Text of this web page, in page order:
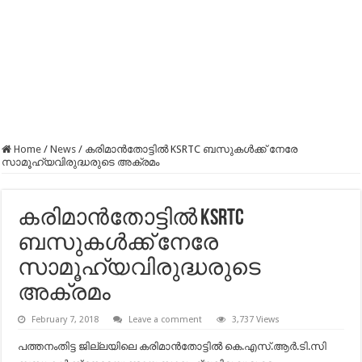
Home / News / കരിമാന്‍തോട്ടില്‍ KSRTC ബസുകള്‍ക്ക് നേരേ
സാമൂഹ്യവിരുദ്ധരുടെ അക്രമം
കരിമാന്‍തോട്ടില്‍ KSRTC
ബസുകള്‍ക്ക് നേരേ
സാമൂഹ്യവിരുദ്ധരുടെ
അക്രമം
February 7, 2018 Leave a comment 3,737 Views
പത്തനംതിട്ട ജില്ലയിലെ കരിമാന്‍തോട്ടില്‍ കെ.എസ്.ആര്‍.ടി.സി